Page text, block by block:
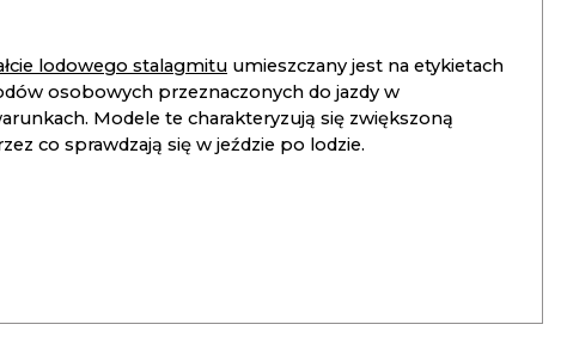
lodowego stalagmitu umieszczany jest na etykietach
osobowych przeznaczonych do jazdy w
Modele te charakteryzują się zwiększoną
co sprawdzają się w jeździe po lodzie.